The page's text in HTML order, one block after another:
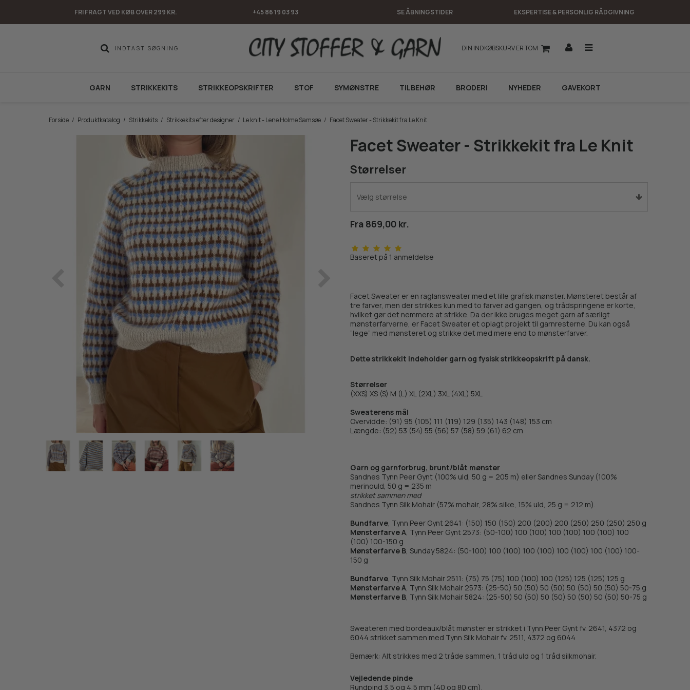
FRI FRAGT VED KØB OVER 299 KR. +45 86 19 03 93 SE ÅBNINGSTIDER EKSPERTISE & PERSONLIG RÅDGIVNING
DIN INDKØBSKURV ER TOM
GARN STRIKKEKITS STRIKKEOPSKRIFTER STOF SYMØNSTRE TILBEHØR BRODERI NYHEDER GAVEKORT
Forside / Produktkatalog / Strikkekits / Strikkekits efter designer / Le knit - Lene Holme Samsøe / Facet Sweater - Strikkekit fra Le Knit
Facet Sweater - Strikkekit fra Le Knit
Størrelser
Vælg størrelse
Fra 869,00 kr.
Baseret på 1 anmeldelse
Facet Sweater er en raglansweater med et lille grafisk mønster. Mønsteret består af
tre farver, men der strikkes kun med to farver ad gangen, og trådspringene er korte,
hvilket gør det nemmere at strikke. Da der ikke bruges meget garn af særligt
mønsterfarverne, er Facet Sweater et oplagt projekt til garnresterne. Du kan også
”lege” med mønsteret og strikke det med mere end to mønsterfarver.
Dette strikkekit indeholder garn og fysisk strikkeopskrift på dansk.
Størrelser
(XXS) XS (S) M (L) XL (2XL) 3XL (4XL) 5XL
Sweaterens mål
Overvidde: (91) 95 (105) 111 (119) 129 (135) 143 (148) 153 cm
Længde: (52) 53 (54) 55 (56) 57 (58) 59 (61) 62 cm
Garn og garnforbrug, brunt/blåt mønster
Sandnes Tynn Peer Gynt (100% uld, 50 g = 205 m) eller Sandnes Sunday (100%
merinould, 50 g = 235 m
strikket sammen med
Sandnes Tynn Silk Mohair (57% mohair, 28% silke, 15% uld, 25 g = 212 m).
Bundfarve, Tynn Peer Gynt 2641: (150) 150 (150) 200 (200) 200 (250) 250 (250) 250 g
Mønsterfarve A, Tynn Peer Gynt 2573: (50-100) 100 (100) 100 (100) 100 (100) 100
(100) 100-150 g
Mønsterfarve B, Sunday 5824: (50-100) 100 (100) 100 (100) 100 (100) 100 (100) 100-
150 g
Bundfarve, Tynn Silk Mohair 2511: (75) 75 (75) 100 (100) 100 (125) 125 (125) 125 g
Mønsterfarve A, Tynn Silk Mohair 2573: (25-50) 50 (50) 50 (50) 50 (50) 50 (50) 50-75 g
Mønsterfarve B, Tynn Silk Mohair 5824: (25-50) 50 (50) 50 (50) 50 (50) 50 (50) 50-75 g
Sweateren med bordeaux/blåt mønster er strikket i Tynn Peer Gynt fv. 2641, 4372 og
6044 strikket sammen med Tynn Silk Mohair fv. 2511, 4372 og 6044
Bemærk: Alt strikkes med 2 tråde sammen, 1 tråd uld og 1 tråd silkmohair.
Vejledende pinde
Rundpind 3,5 og 4,5 mm (40 og 80 cm).